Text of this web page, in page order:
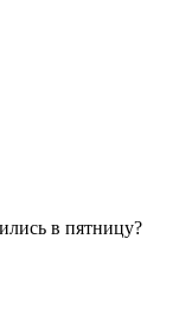
в пятницу?